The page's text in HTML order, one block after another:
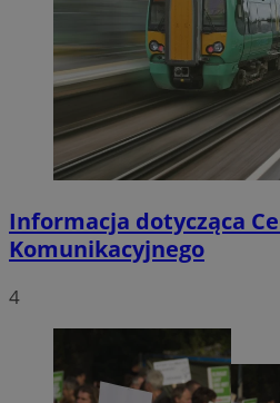
Informacja dotycząca
Komunikacyjnego
4